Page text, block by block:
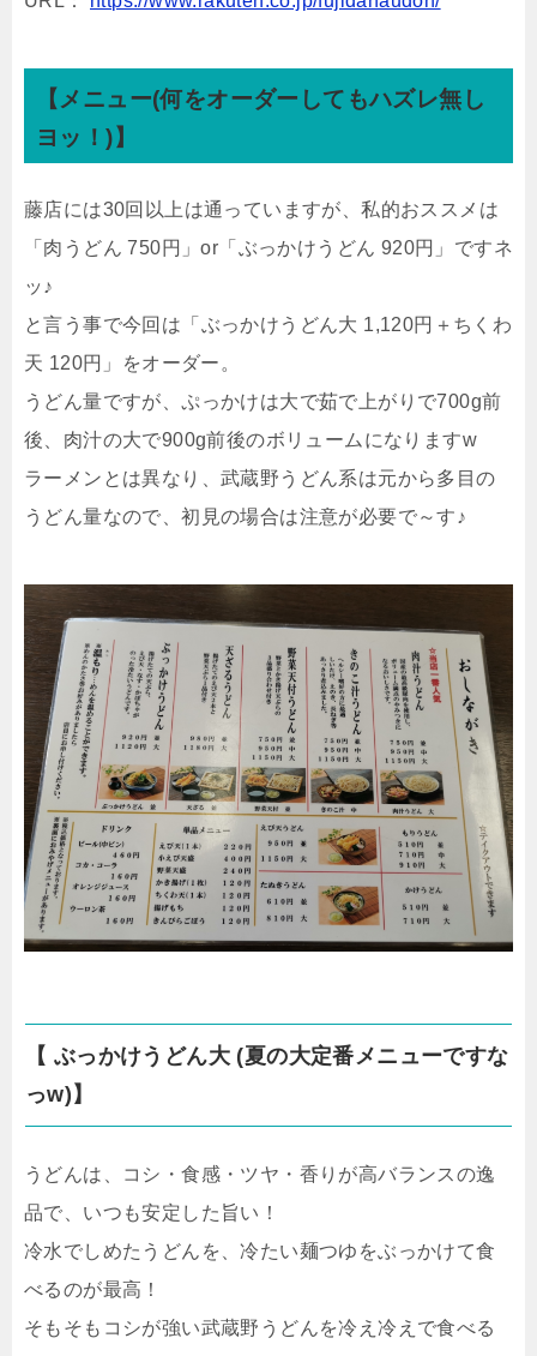
【メニュー(何をオーダーしてもハズレ無し
ヨッ！)】
藤店には30回以上は通っていますが、私的おススメは
「肉うどん 750円」or「ぶっかけうどん 920円」ですネ
ッ♪
と言う事で今回は「ぶっかけうどん大 1,120円＋ちくわ
天 120円」をオーダー。
うどん量ですが、ぷっかけは大で茹で上がりで700g前
後、肉汁の大で900g前後のボリュームになりますw
ラーメンとは異なり、武蔵野うどん系は元から多目の
うどん量なので、初見の場合は注意が必要で～す♪
【 ぶっかけうどん大 (夏の大定番メニューですな
っw)】
うどんは、コシ・食感・ツヤ・香りが高バランスの逸
品で、いつも安定した旨い！
冷水でしめたうどんを、冷たい麺つゆをぶっかけて食
べるのが最高！
そもそもコシが強い武蔵野うどんを冷え冷えで食べる